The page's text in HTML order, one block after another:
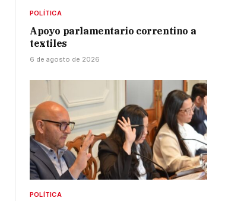
POLÍTICA
Apoyo parlamentario correntino a
textiles
6 de agosto de 2026
POLÍTICA